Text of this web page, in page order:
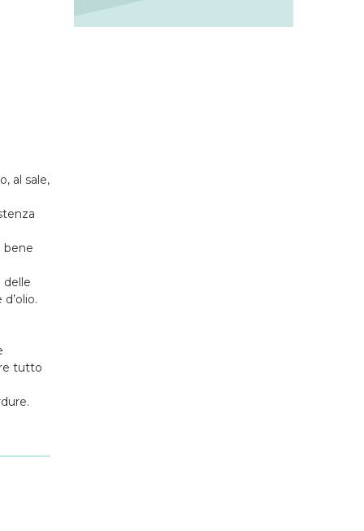
al sale,
bene
delle
tutto